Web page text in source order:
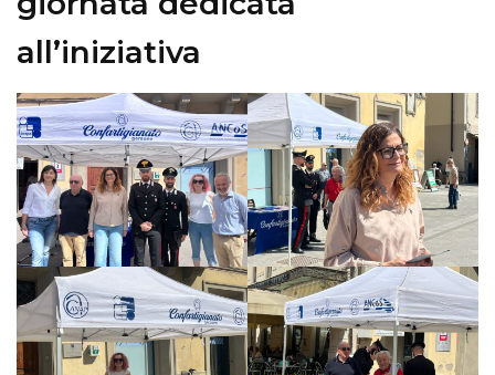
all’iniziativa